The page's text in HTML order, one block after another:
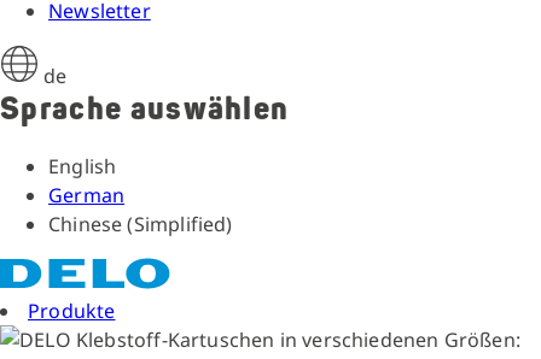
Newsletter
de
Sprache auswählen
English
German
Chinese (Simplified)
Produkte